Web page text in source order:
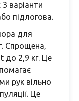
варіанти
підлогова.
для
Спрощена,
до 2,9 кг. Це
рук вільно
Це